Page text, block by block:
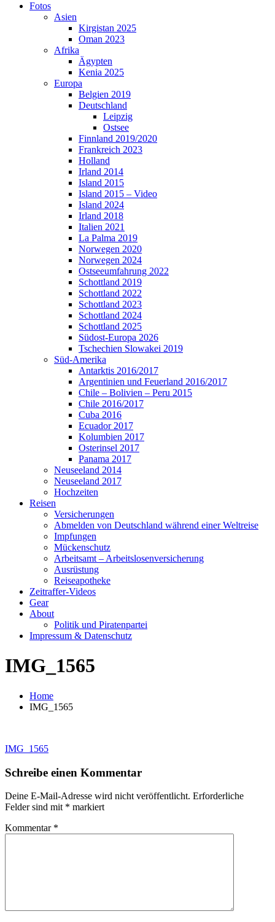
Fotos
Asien
Kirgistan 2025
Oman 2023
Afrika
Ägypten
Kenia 2025
Europa
Belgien 2019
Deutschland
Leipzig
Ostsee
Finnland 2019/2020
Frankreich 2023
Holland
Irland 2014
Island 2015
Island 2015 – Video
Island 2024
Irland 2018
Italien 2021
La Palma 2019
Norwegen 2020
Norwegen 2024
Ostseeumfahrung 2022
Schottland 2019
Schottland 2022
Schottland 2023
Schottland 2024
Schottland 2025
Südost-Europa 2026
Tschechien Slowakei 2019
Süd-Amerika
Antarktis 2016/2017
Argentinien und Feuerland 2016/2017
Chile – Bolivien – Peru 2015
Chile 2016/2017
Cuba 2016
Ecuador 2017
Kolumbien 2017
Osterinsel 2017
Panama 2017
Neuseeland 2014
Neuseeland 2017
Hochzeiten
Reisen
Versicherungen
Abmelden von Deutschland während einer Weltreise
Impfungen
Mückenschutz
Arbeitsamt – Arbeitslosenversicherung
Ausrüstung
Reiseapotheke
Zeitraffer-Videos
Gear
About
Politik und Piratenpartei
Impressum & Datenschutz
IMG_1565
Home
IMG_1565
Beitragsnavigation
IMG_1565
Schreibe einen Kommentar
Deine E-Mail-Adresse wird nicht veröffentlicht. Erforderliche
Felder sind mit * markiert
Kommentar *